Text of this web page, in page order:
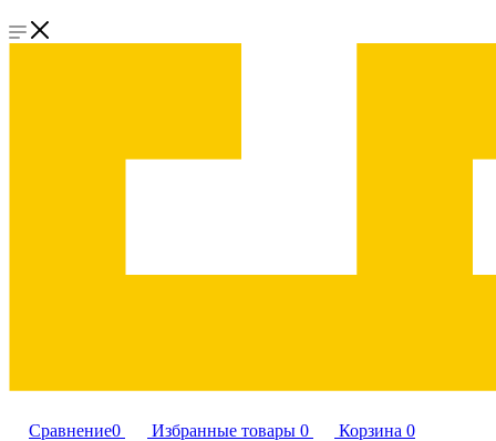
Сравнение0 Избранные товары 0 Корзина 0